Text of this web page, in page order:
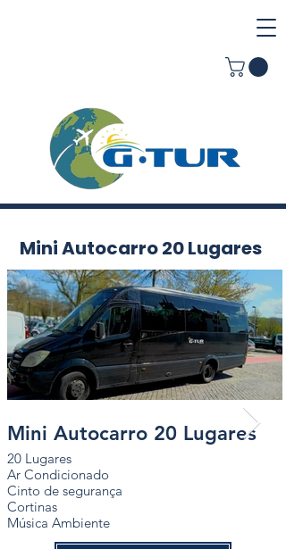
Mini Autocarro 20 Lugares
Mini Autocarro 20 Lugares
20 Lugares
Ar Condicionado
Cinto de segurança
Cortinas
Música Ambiente